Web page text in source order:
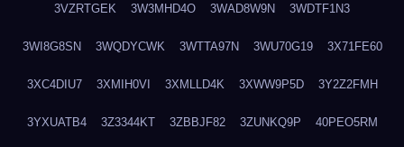
3VZRTGEK 3W3MHD4O 3WAD8W9N 3WDTF1N3
3WI8G8SN 3WQDYCWK 3WTTA97N 3WU70G19 3X71FE60
3XC4DIU7 3XMIH0VI 3XMLLD4K 3XWW9P5D 3Y2Z2FMH
3YXUATB4 3Z3344KT 3ZBBJF82 3ZUNKQ9P 40PEO5RM